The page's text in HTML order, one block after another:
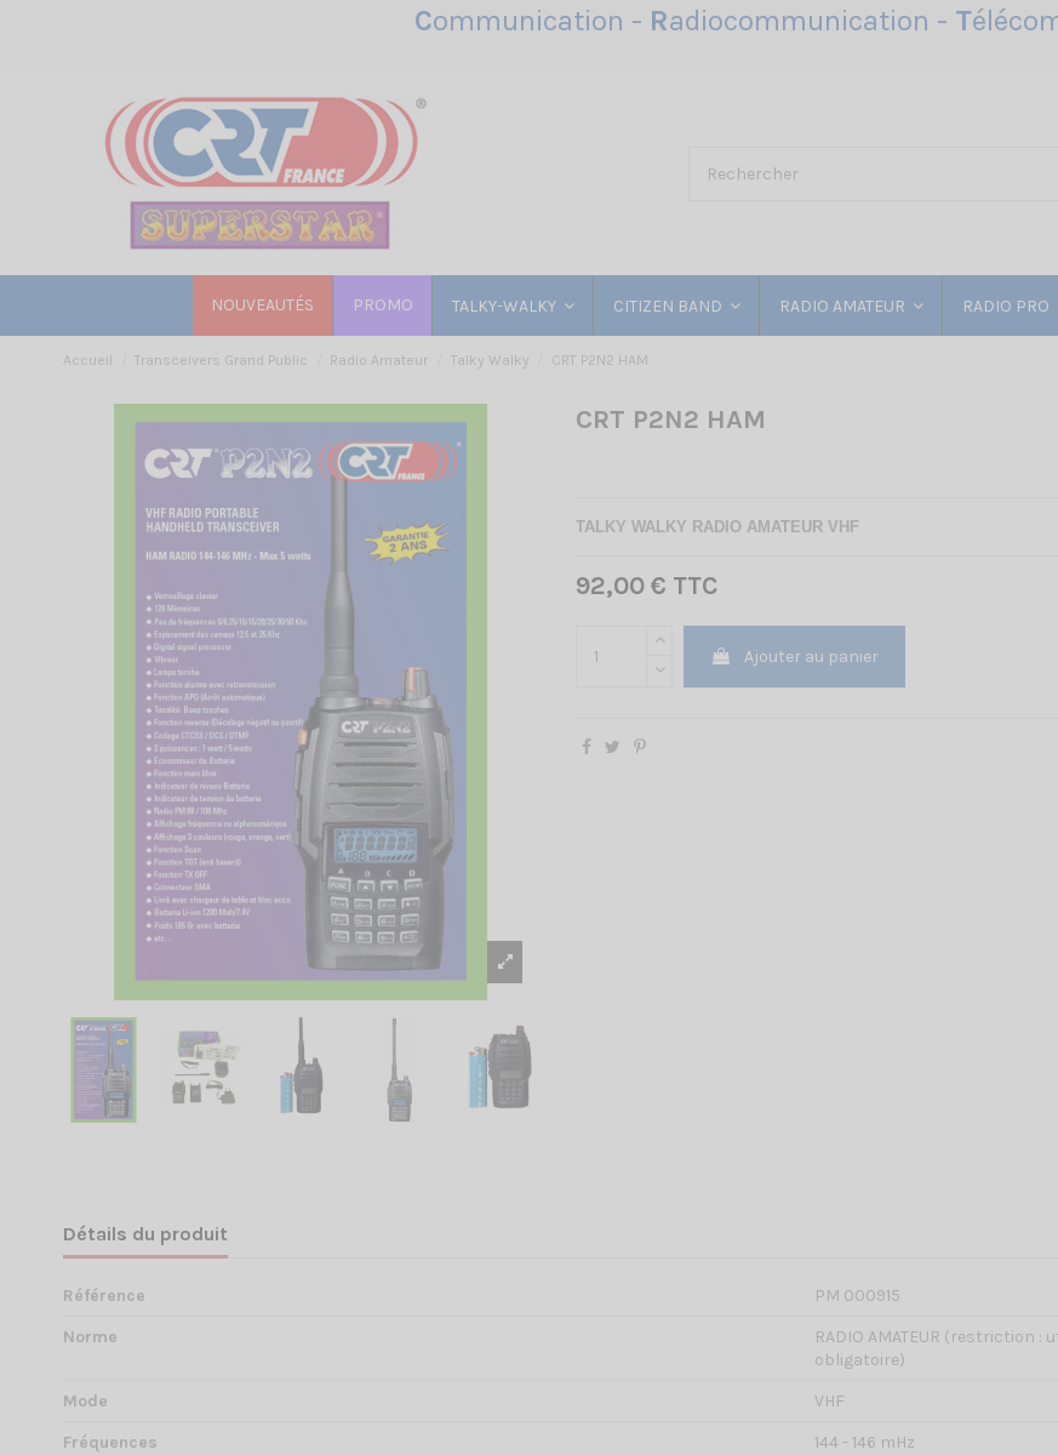
Communication - Radiocommunication - T
NOUVEAUTÉS PROMO TALKY-WALKY CITIZEN BAND RADIO AMATEUR RADIO PRO
Accueil Transceivers Grand Public Radio Amateur Talky Walky CRT P2N2 HAM
CRT P2N2 HAM
TALKY WALKY RADIO AMATEUR VHF
92,00 € TTC
Ajouter au panier
Détails du produit
Référence
PM 000915
Norme
RADIO AMATEUR (restriction
obligatoire)
Mode
VHF
Fréquences
144 - 146 mHz